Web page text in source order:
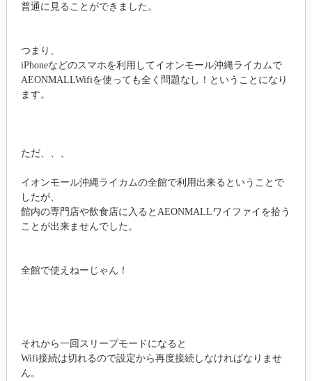
普通に見ることができました。
つまり、
iPhoneなどのスマホを利用してイオンモール沖縄ライカムで
AEONMALLWifiを使っても全く問題なし！ということになり
ます。
ただ、、、
イオンモール沖縄ライカムの全館で利用出来るということで
したが、
館内の専門店や飲食店に入るとAEONMALLワイファイを拾う
ことが出来ませんでした。
全館で使えねーじゃん！
それから一回スリープモードになると
Wifi接続は切れるので設定から再度接続しなければなりませ
ん。